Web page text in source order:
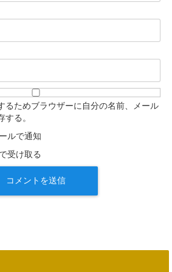
るためブラウザーに自分の名前、メール
る。
ルで通知
受け取る